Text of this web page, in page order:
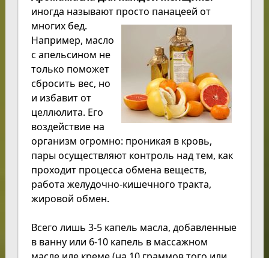
иногда называют просто панацеей от
многих бед.
Например, масло
с апельсином не
только поможет
сбросить вес, но
и избавит от
целлюлита. Его
воздействие на
организм огромно: проникая в кровь,
пары осуществляют контроль над тем, как
проходит процесса обмена веществ,
работа желудочно-кишечного тракта,
жировой обмен.
Всего лишь 3-5 капель масла, добавленные
в ванну или 6-10 капель в массажном